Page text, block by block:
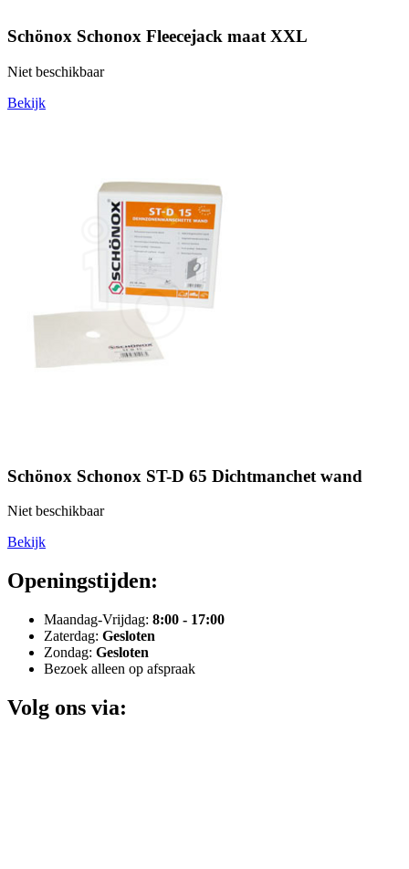
Schönox Schonox Fleecejack maat XXL
Niet beschikbaar
Bekijk
Schönox Schonox ST-D 65 Dichtmanchet wand
Niet beschikbaar
Bekijk
Openingstijden:
Maandag-Vrijdag: 8:00 - 17:00
Zaterdag: Gesloten
Zondag: Gesloten
Bezoek alleen op afspraak
Volg ons via: